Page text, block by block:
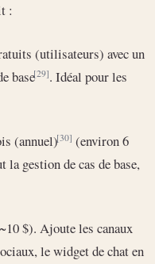
:
(utilisateurs) avec un
base[29]. Idéal pour les
(annuel)[30] (environ 6
gestion de cas de base,
$). Ajoute les canaux
le widget de chat en